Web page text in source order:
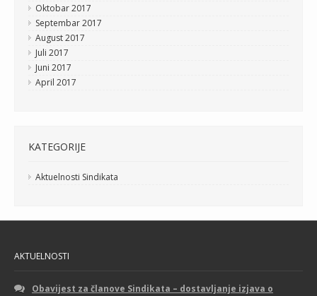
Oktobar 2017
Septembar 2017
August 2017
Juli 2017
Juni 2017
April 2017
KATEGORIJE
Aktuelnosti Sindikata
AKTUELNOSTI
Obavijest za članove Sindikata – dostavljanje izjava o